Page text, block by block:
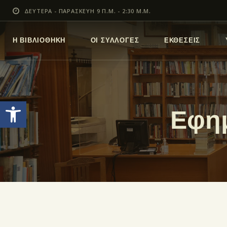
Ανοίξτε τη γραμμή εργαλείων
ΔΕΥΤΕΡΑ - ΠΑΡΑΣΚΕΥΗ 9 Π.Μ. - 2:30 Μ.Μ.
Η ΒΙΒΛΙΟΘΗΚΗ ΟΙ ΣΥΛΛΟΓΕΣ ΕΚΘΕΣΕΙΣ